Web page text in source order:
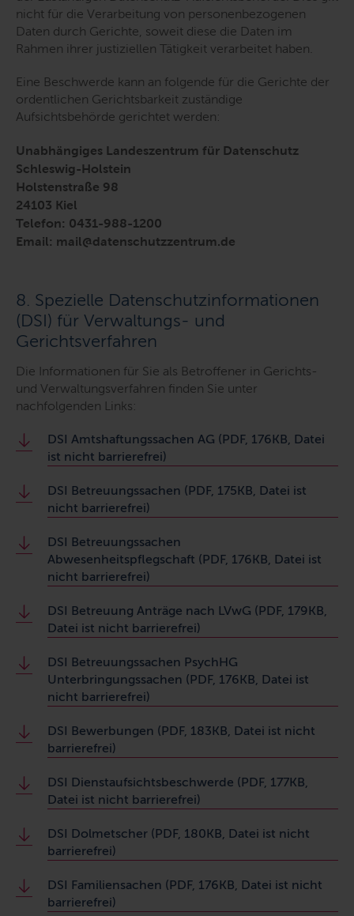
nicht für die Verarbeitung von personenbezogenen
Daten durch Gerichte, soweit diese die Daten im
Rahmen ihrer justiziellen Tätigkeit verarbeitet haben.
Eine Beschwerde kann an folgende für die Gerichte der
ordentlichen Gerichtsbarkeit zuständige
Aufsichtsbehörde gerichtet werden:
Unabhängiges Landeszentrum für Datenschutz
Schleswig-Holstein
Holstenstraße 98
24103 Kiel
Telefon: 0431-988-1200
Email: mail@datenschutzzentrum.de
8. Spezielle Datenschutzinformationen
(DSI) für Verwaltungs- und
Gerichtsverfahren
Die Informationen für Sie als Betroffener in Gerichts-
und Verwaltungsverfahren finden Sie unter
nachfolgenden Links:
DSI Amtshaftungssachen AG (PDF, 176KB, Datei
ist nicht barrierefrei)
DSI Betreuungssachen (PDF, 175KB, Datei ist
nicht barrierefrei)
DSI Betreuungssachen
Abwesenheitspflegschaft (PDF, 176KB, Datei ist
nicht barrierefrei)
DSI Betreuung Anträge nach LVwG (PDF, 179KB,
Datei ist nicht barrierefrei)
DSI Betreuungssachen PsychHG
Unterbringungssachen (PDF, 176KB, Datei ist
nicht barrierefrei)
DSI Bewerbungen (PDF, 183KB, Datei ist nicht
barrierefrei)
DSI Dienstaufsichtsbeschwerde (PDF, 177KB,
Datei ist nicht barrierefrei)
DSI Dolmetscher (PDF, 180KB, Datei ist nicht
barrierefrei)
DSI Familiensachen (PDF, 176KB, Datei ist nicht
barrierefrei)